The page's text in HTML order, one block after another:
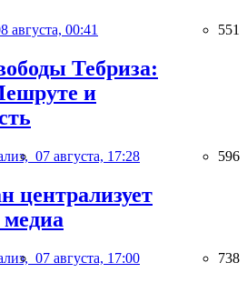
августа, 00:41 551
Тебриза:
и
07 августа, 17:28 596
централизует
07 августа, 17:00 738